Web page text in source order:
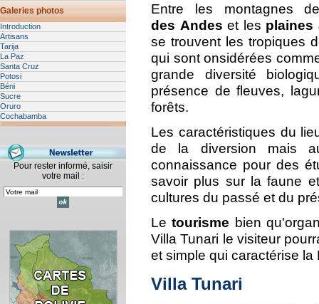
Galeries photos
Introduction
Artisans
Tarija
La Paz
Santa Cruz
Potosi
Béni
Sucre
Oruro
Cochabamba
Pour rester informé, saisir
votre mail :
Entre les montagnes
des Andes et les plaines
se trouvent les tropiques
qui sont onsidérées
grande diversité
présence de fleuves,
forêts.
Les caractéristiques du
de la diversion mais
connaissance pour des
savoir plus sur la faune
cultures du passé et du
Le tourisme bien
Villa Tunari le visiteur
et simple qui caractérise
Villa Tunari